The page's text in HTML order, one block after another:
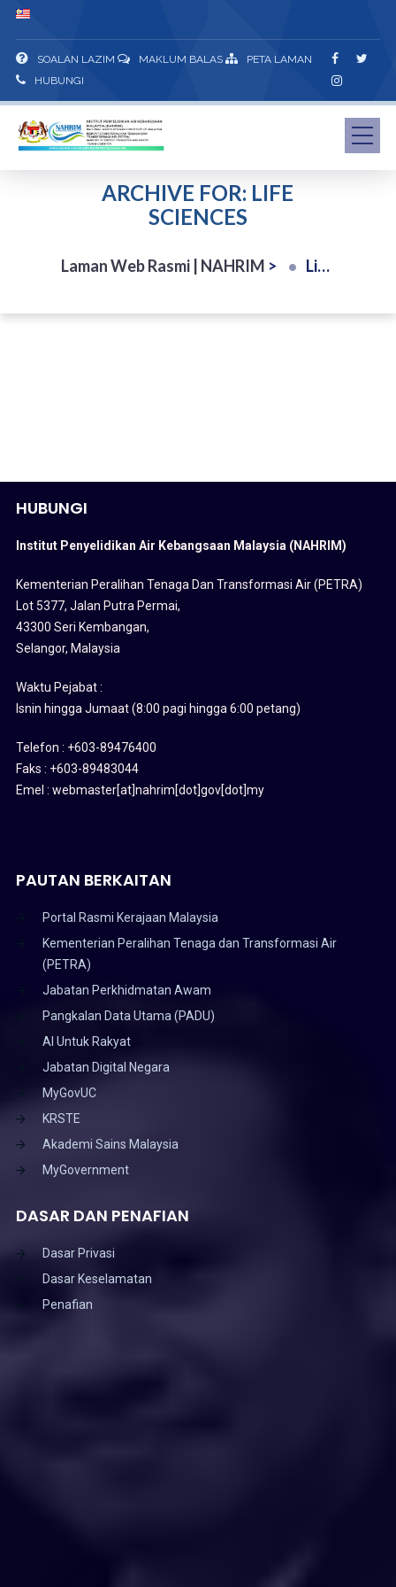
SOALAN LAZIM MAKLUM BALAS
PETA LAMAN
HUBUNGI
ARCHIVE FOR: LIFE
SCIENCES
Laman Web Rasmi | NAHRIM > Life Sciences
HUBUNGI
Institut Penyelidikan Air Kebangsaan Malaysia (NAHRIM)
Kementerian Peralihan Tenaga Dan Transformasi Air (PETRA)
Lot 5377, Jalan Putra Permai,
43300 Seri Kembangan,
Selangor, Malaysia
Waktu Pejabat :
Isnin hingga Jumaat (8:00 pagi hingga 6:00 petang)
Telefon : +603-89476400
Faks : +603-89483044
Emel : webmaster[at]nahrim[dot]gov[dot]my
PAUTAN BERKAITAN
Portal Rasmi Kerajaan Malaysia
Kementerian Peralihan Tenaga dan Transformasi Air
(PETRA)
Jabatan Perkhidmatan Awam
Pangkalan Data Utama (PADU)
AI Untuk Rakyat
Jabatan Digital Negara
MyGovUC
KRSTE
Akademi Sains Malaysia
MyGovernment
DASAR DAN PENAFIAN
Dasar Privasi
Dasar Keselamatan
Penafian